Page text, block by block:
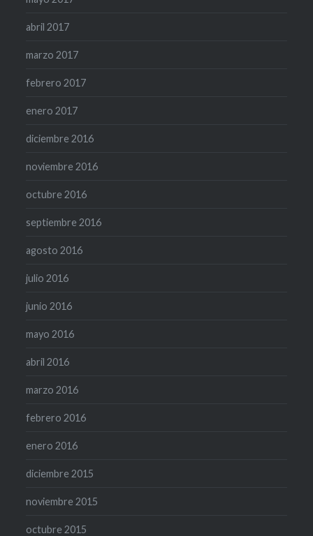
abril 2017
marzo 2017
febrero 2017
enero 2017
diciembre 2016
noviembre 2016
octubre 2016
septiembre 2016
agosto 2016
julio 2016
junio 2016
mayo 2016
abril 2016
marzo 2016
febrero 2016
enero 2016
diciembre 2015
noviembre 2015
octubre 2015